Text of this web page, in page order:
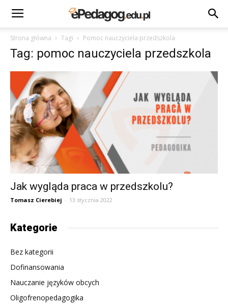
Strona główna Tagi Pomoc nauczyciela przedszkola
Tag: pomoc nauczyciela przedszkola
Jak wygląda praca w przedszkolu?
Tomasz Cierebiej - 13 stycznia 2022
Kategorie
Bez kategorii
Dofinansowania
Nauczanie języków obcych
Oligofrenopedagogika